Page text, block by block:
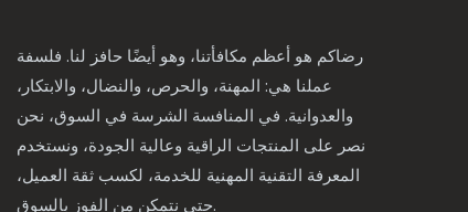
رضاكم هو أعظم مكافأتنا، وهو أيضًا حافز لنا. فلسفة
عملنا هي: المهنة، والحرص، والنضال، والابتكار،
والعدوانية. في المنافسة الشرسة في السوق، نحن
نصر على المنتجات الراقية وعالية الجودة، ونستخدم
المعرفة التقنية المهنية للخدمة، لكسب ثقة العميل،
حتى نتمكن من الفوز بالسوق.